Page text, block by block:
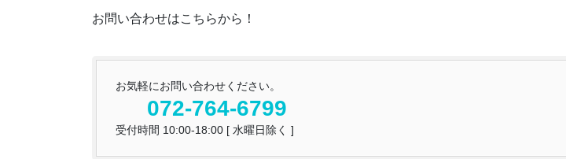
お問い合わせはこちらから！
お気軽にお問い合わせください。
072-764-6799
受付時間 10:00-18:00 [ 水曜日除く ]